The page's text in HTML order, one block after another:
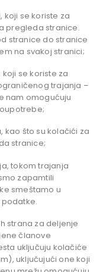
se koriste za
pregleda stranice.
stranice do stranice
na svakoj stranici;
se koriste za
trajanja –
nam omogućuju
što su kolačići za
stranice;
tokom trajanja
zapamtili
smeštamo u
strana za deljenje
članove
uključuju kolačiće
uključujući one koji